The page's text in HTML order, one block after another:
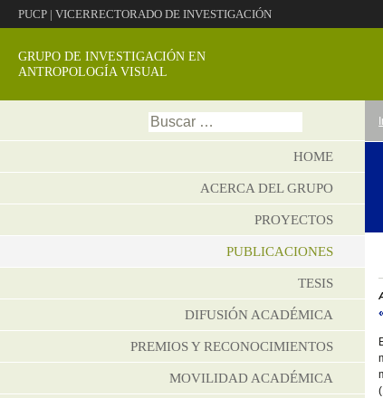
PUCP | VICERRECTORADO DE INVESTIGACIÓN
GRUPO DE INVESTIGACIÓN EN
ANTROPOLOGÍA VISUAL
Buscar:
HOME
ACERCA DEL GRUPO
PROYECTOS
PUBLICACIONES
TESIS
DIFUSIÓN ACADÉMICA
PREMIOS Y RECONOCIMIENTOS
MOVILIDAD ACADÉMICA